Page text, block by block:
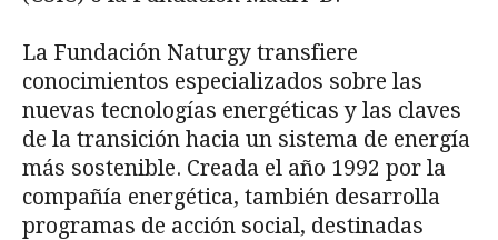
La Fundación Naturgy transfiere
conocimientos especializados sobre las
nuevas tecnologías energéticas y las claves
de la transición hacia un sistema de energía
más sostenible. Creada el año 1992 por la
compañía energética, también desarrolla
programas de acción social, destinadas